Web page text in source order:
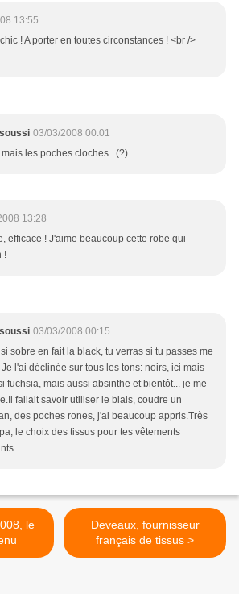
13:55
! A porter en toutes circonstances ! <br />
03/03/2008 00:01
mais les poches cloches...(?)
13:28
efficace ! J'aime beaucoup cette robe qui
!
03/03/2008 00:15
si sobre en fait la black, tu verras si tu passes me
Je l'ai déclinée sur tous les tons: noirs, ici mais
fuchsia, mais aussi absinthe et bientôt... je me
fallait savoir utiliser le biais, coudre un
des poches rones, j'ai beaucoup appris.Très
le choix des tissus pour tes vêtements
Deveaux, fournisseur
français de tissus >